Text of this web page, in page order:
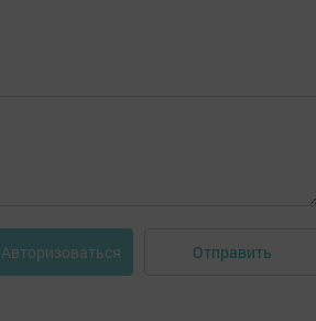
Авторизоваться Отправить